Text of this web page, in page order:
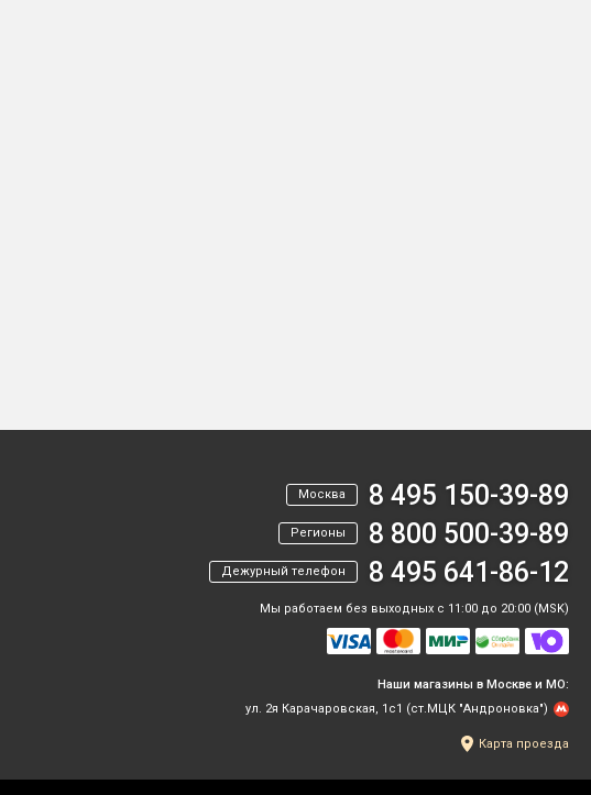
Москва 8 495 150-39-89
Регионы 8 800 500-39-89
Дежурный телефон 8 495 641-86-12
Мы работаем без выходных с 11:00 до 20:00 (MSK)
Наши магазины в Москве и МО:
ул. 2я Карачаровская, 1с1 (ст.МЦК "Андроновка")
Карта проезда